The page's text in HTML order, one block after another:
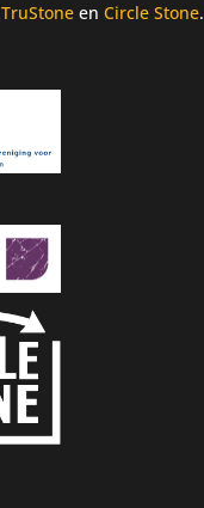
TruStone en Circle Stone.